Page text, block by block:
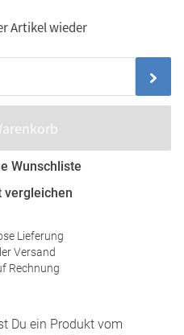
Artikel wieder
Wunschliste
vergleichen
Lieferung
Versand
Rechnung
Du ein Produkt vom